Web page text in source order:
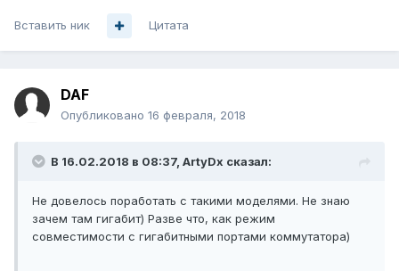
Вставить ник Цитата
DAF
Опубликовано 16 февраля, 2018
В 16.02.2018 в 08:37, ArtyDx сказал:
Не довелось поработать с такими моделями. Не знаю
зачем там гигабит) Разве что, как режим
совместимости с гигабитными портами коммутатора)